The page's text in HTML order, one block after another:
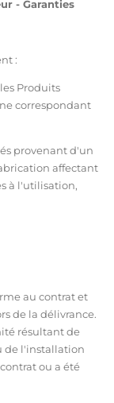
- Garanties
:
Produits
correspondant
provenant d'un
affectant
à l'utilisation,
au contrat et
de la délivrance.
résultant de
de l'installation
ou a été